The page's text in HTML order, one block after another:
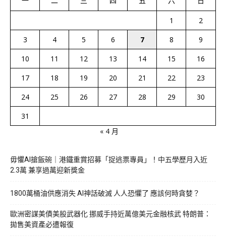
1
2
3
4 5 6 7 8
9
10
11 12 13 14 15
16
17
18 19 20 21 22
23
24
25 26 27 28 29
30
31
« 4 月
毋懼AI搶飯碗｜港鐵重賞招募「捉逃票專員」！中五學歷月入近
2.3萬 兼享過萬迎新獎金
1800萬桶油供應消失 AI神話破滅 人人恐懼了 應該何時貪婪？
歐洲密謀美債美股武器化 挪威手持近萬億美元金融核武 特朗普：
拋售美資產必遭報復